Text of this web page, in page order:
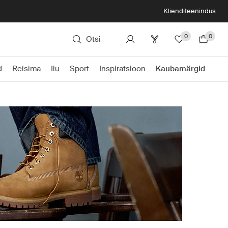
Klienditeenindus
Otsi 0 0
Reisima Ilu Sport Inspiratsioon Kaubamärgid